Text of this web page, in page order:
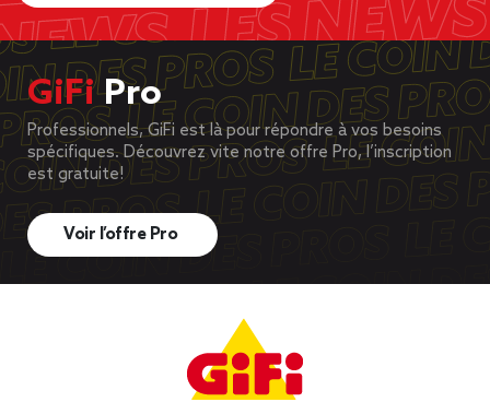
GiFiPro
Professionnels, GiFi est là pour répondre à vos besoins
spécifiques. Découvrez vite notre offre Pro, l’inscription
est gratuite!
Voir l’offre Pro